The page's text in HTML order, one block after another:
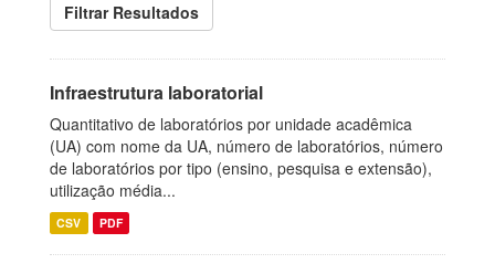
Filtrar Resultados
Infraestrutura laboratorial
Quantitativo de laboratórios por unidade acadêmica
(UA) com nome da UA, número de laboratórios, número
de laboratórios por tipo (ensino, pesquisa e extensão),
utilização média...
CSV PDF